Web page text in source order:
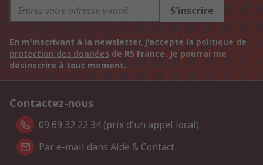
S'inscrire
En m'inscrivant à la newsletter, j'accepte la politique de
protection des données de RS France. Je pourrai me
désinscrire à tout moment.
Contactez-nous
09 69 32 22 34 (prix d'un appel local).
Par e-mail dans Aide & Contact